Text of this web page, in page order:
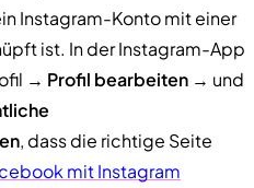
Instagram-Konto mit einer
ist. In der Instagram-App
→ Profil bearbeiten → und
, dass die richtige Seite
mit Instagram